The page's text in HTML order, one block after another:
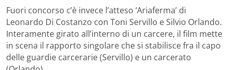
Fuori concorso c’è invece l’atteso ‘Ariaferma’ di
Leonardo Di Costanzo con Toni Servillo e Silvio Orlando.
Interamente girato all’interno di un carcere, il film mette
in scena il rapporto singolare che si stabilisce fra il capo
delle guardie carcerarie (Servillo) e un carcerato